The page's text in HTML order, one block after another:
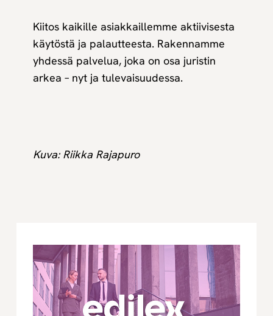
Kiitos kaikille asiakkaillemme aktiivisesta
käytöstä ja palautteesta. Rakennamme
yhdessä palvelua, joka on osa juristin
arkea – nyt ja tulevaisuudessa.
Kuva: Riikka Rajapuro